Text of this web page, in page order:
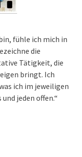
fühle ich mich in
die
Tätigkeit, die
bringt. Ich
ich im jeweiligen
jeden offen.“